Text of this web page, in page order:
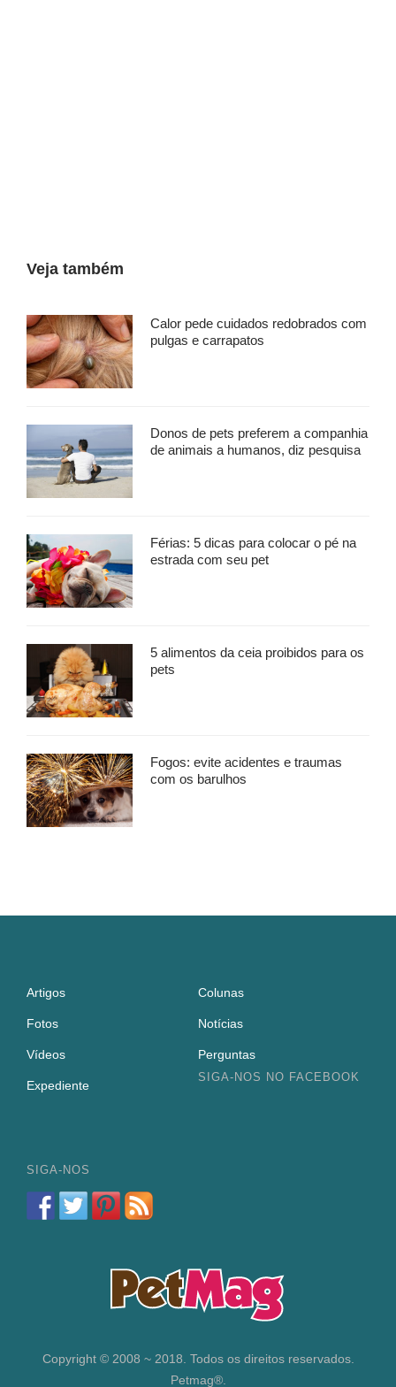
Veja também
Calor pede cuidados redobrados com
pulgas e carrapatos
Donos de pets preferem a companhia
de animais a humanos, diz pesquisa
Férias: 5 dicas para colocar o pé na
estrada com seu pet
5 alimentos da ceia proibidos para os
pets
Fogos: evite acidentes e traumas
com os barulhos
Artigos Colunas
Fotos Notícias
Vídeos Perguntas
Expediente
SIGA-NOS NO FACEBOOK
SIGA-NOS
Copyright © 2008 ~ 2018. Todos os direitos reservados.
Petmag®.